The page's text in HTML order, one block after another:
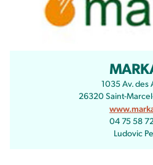
1035 Av. des
26320 Saint-
04 75 58
Ludovic